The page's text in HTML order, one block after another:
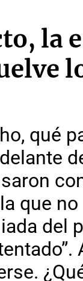
la
qué
que
del